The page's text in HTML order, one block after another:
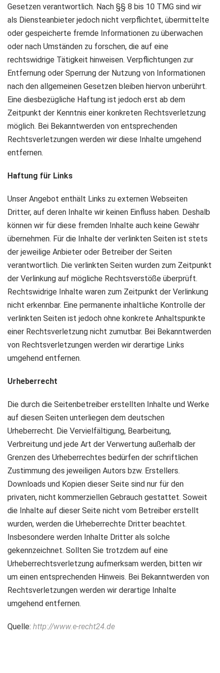
Gesetzen verantwortlich. Nach §§ 8 bis 10 TMG sind wir
als Diensteanbieter jedoch nicht verpflichtet, übermittelte
oder gespeicherte fremde Informationen zu überwachen
oder nach Umständen zu forschen, die auf eine
rechtswidrige Tätigkeit hinweisen. Verpflichtungen zur
Entfernung oder Sperrung der Nutzung von Informationen
nach den allgemeinen Gesetzen bleiben hiervon unberührt.
Eine diesbezügliche Haftung ist jedoch erst ab dem
Zeitpunkt der Kenntnis einer konkreten Rechtsverletzung
möglich. Bei Bekanntwerden von entsprechenden
Rechtsverletzungen werden wir diese Inhalte umgehend
entfernen.
Haftung für Links
Unser Angebot enthält Links zu externen Webseiten
Dritter, auf deren Inhalte wir keinen Einfluss haben. Deshalb
können wir für diese fremden Inhalte auch keine Gewähr
übernehmen. Für die Inhalte der verlinkten Seiten ist stets
der jeweilige Anbieter oder Betreiber der Seiten
verantwortlich. Die verlinkten Seiten wurden zum Zeitpunkt
der Verlinkung auf mögliche Rechtsverstöße überprüft.
Rechtswidrige Inhalte waren zum Zeitpunkt der Verlinkung
nicht erkennbar. Eine permanente inhaltliche Kontrolle der
verlinkten Seiten ist jedoch ohne konkrete Anhaltspunkte
einer Rechtsverletzung nicht zumutbar. Bei Bekanntwerden
von Rechtsverletzungen werden wir derartige Links
umgehend entfernen.
Urheberrecht
Die durch die Seitenbetreiber erstellten Inhalte und Werke
auf diesen Seiten unterliegen dem deutschen
Urheberrecht. Die Vervielfältigung, Bearbeitung,
Verbreitung und jede Art der Verwertung außerhalb der
Grenzen des Urheberrechtes bedürfen der schriftlichen
Zustimmung des jeweiligen Autors bzw. Erstellers.
Downloads und Kopien dieser Seite sind nur für den
privaten, nicht kommerziellen Gebrauch gestattet. Soweit
die Inhalte auf dieser Seite nicht vom Betreiber erstellt
wurden, werden die Urheberrechte Dritter beachtet.
Insbesondere werden Inhalte Dritter als solche
gekennzeichnet. Sollten Sie trotzdem auf eine
Urheberrechtsverletzung aufmerksam werden, bitten wir
um einen entsprechenden Hinweis. Bei Bekanntwerden von
Rechtsverletzungen werden wir derartige Inhalte
umgehend entfernen.
Quelle: http://www.e-recht24.de